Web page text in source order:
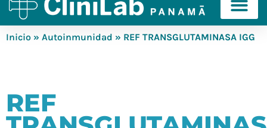
Inicio » Autoinmunidad » REF TRANSGLUTAMINASA IGG
REF